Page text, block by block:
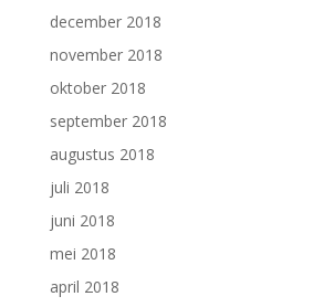
december 2018
november 2018
oktober 2018
september 2018
augustus 2018
juli 2018
juni 2018
mei 2018
april 2018